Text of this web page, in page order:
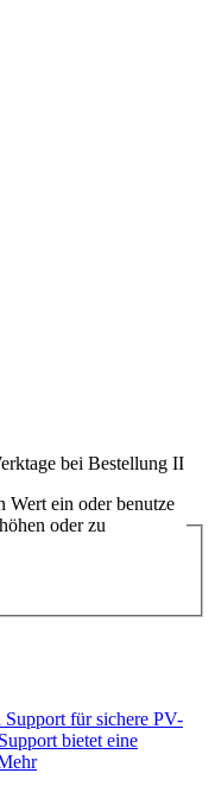
bei Bestellung II
Wert ein oder benutze
oder zu
Support für sichere PV-
bietet eine